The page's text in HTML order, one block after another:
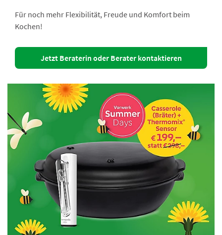
Für noch mehr Flexibilität, Freude und Komfort beim
Kochen!
Jetzt Beraterin oder Berater kontaktieren